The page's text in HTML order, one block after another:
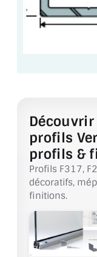
ACCESSOIRES
LES PROFILS
VITRINE EN
PLATS ET
LES
BOUTONS ET
profils
profils &
Profils F317,
décoratifs,
finitions.